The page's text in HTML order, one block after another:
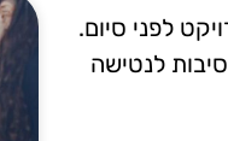
לפני סיום.
לנטישה